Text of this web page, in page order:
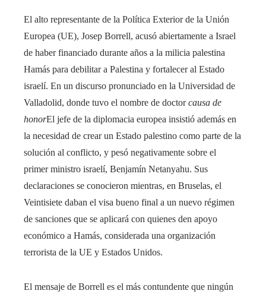
El alto representante de la Política Exterior de la Unión
Europea (UE), Josep Borrell, acusó abiertamente a Israel
de haber financiado durante años a la milicia palestina
Hamás para debilitar a Palestina y fortalecer al Estado
israelí. En un discurso pronunciado en la Universidad de
Valladolid, donde tuvo el nombre de doctorcausa de
honorEl jefe de la diplomacia europea insistió además en
la necesidad de crear un Estado palestino como parte de la
solución al conflicto, y pesó negativamente sobre el
primer ministro israelí, Benjamín Netanyahu. Sus
declaraciones se conocieron mientras, en Bruselas, el
Veintisiete daban el visa bueno final a un nuevo régimen
de sanciones que se aplicará con quienes den apoyo
económico a Hamás, considerada una organización
terrorista de la UE y Estados Unidos.
El mensaje de Borrell es el más contundente que ningún